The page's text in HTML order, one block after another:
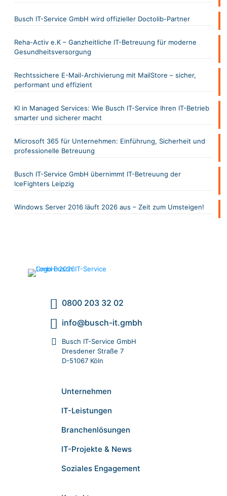
Busch IT-Service GmbH wird offizieller Doctolib-Partner
Reha-Activ e.K – Ganzheitliche IT-Betreuung für moderne
Gesundheitsversorgung
Rechtssichere E-Mail-Archivierung mit MailStore – sicher,
performant und effizient
KI in Managed Services: Wie Busch IT-Service Ihren IT-Betrieb
smarter und sicherer macht
Microsoft 365 für Unternehmen: Einführung, Sicherheit und
professionelle Betreuung
Busch IT-Service GmbH übernimmt IT-Betreuung der
IceFighters Leipzig
Windows Server 2016 läuft 2026 aus – Zeit zum Umsteigen!
0800 203 32 02
info@busch-it.gmbh
Busch IT-Service GmbH
Dresdener Straße 7
D-51067 Köln
Unternehmen
IT-Leistungen
Branchenlösungen
IT-Projekte & News
Soziales Engagement